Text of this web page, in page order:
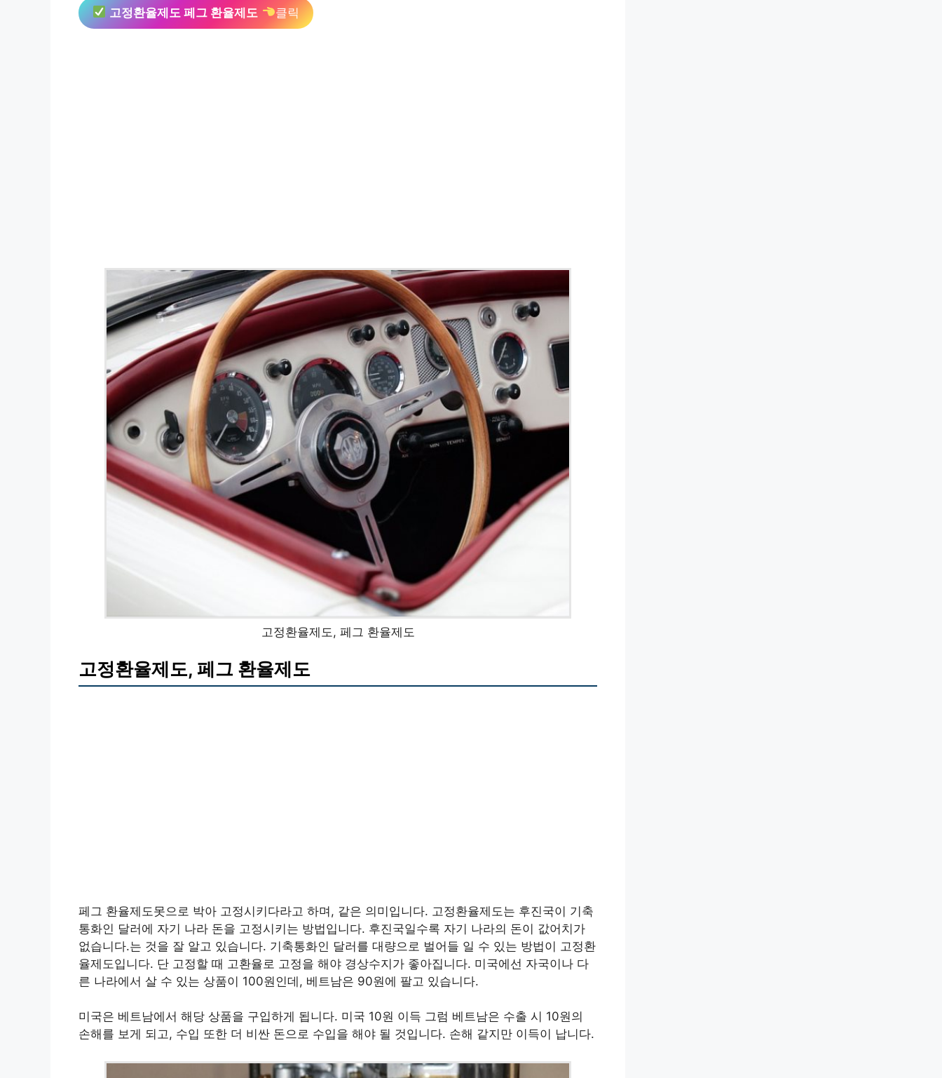
고정환율제도 페그 환율제도 클릭
고정환율제도, 페그 환율제도
고정환율제도, 페그 환율제도
페그 환율제도못으로 박아 고정시키다라고 하며, 같은 의미입니다. 고정환율제도는 후진국이 기축
통화인 달러에 자기 나라 돈을 고정시키는 방법입니다. 후진국일수록 자기 나라의 돈이 값어치가
없습니다.는 것을 잘 알고 있습니다. 기축통화인 달러를 대량으로 벌어들 일 수 있는 방법이 고정환
율제도입니다. 단 고정할 때 고환율로 고정을 해야 경상수지가 좋아집니다. 미국에선 자국이나 다
른 나라에서 살 수 있는 상품이 100원인데, 베트남은 90원에 팔고 있습니다.
미국은 베트남에서 해당 상품을 구입하게 됩니다. 미국 10원 이득 그럼 베트남은 수출 시 10원의
손해를 보게 되고, 수입 또한 더 비싼 돈으로 수입을 해야 될 것입니다. 손해 같지만 이득이 납니다.